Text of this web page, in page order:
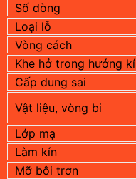
Số dòng
Loại lỗ
Vòng cách
Khe hở trong hướng
Cấp dung sai
Vật liệu, vòng bi
Lớp mạ
Làm kín
Mỡ bôi trơn